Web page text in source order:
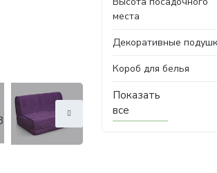
места
Декоративные
Короб для белья
Показать
все